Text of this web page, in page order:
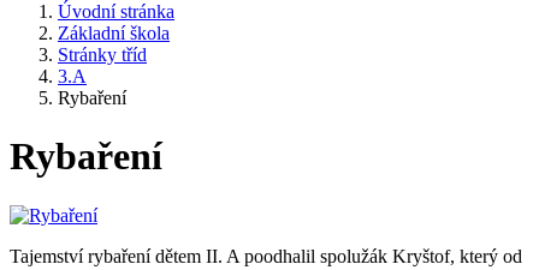
Úvodní stránka
Základní škola
Stránky tříd
3.A
Rybaření
Rybaření
Tajemství rybaření dětem II. A poodhalil spolužák Kryštof, který od